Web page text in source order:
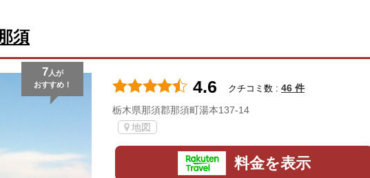
須
7 人が
おすすめ！
4.6 クチコミ数 : 46 件
栃木県那須郡那須町湯本137-14
地図
料金を表示